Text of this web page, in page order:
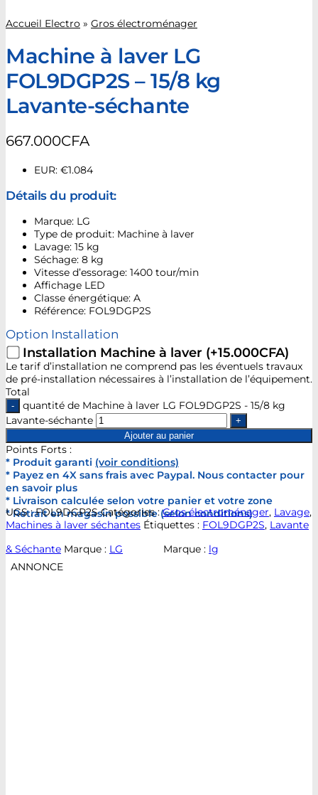
Accueil Electro » Gros électroménager
Machine à laver LG
FOL9DGP2S – 15/8 kg
Lavante-séchante
667.000CFA
EUR: €1.084
Détails du produit:
Marque: LG
Type de produit: Machine à laver
Lavage: 15 kg
Séchage: 8 kg
Vitesse d’essorage: 1400 tour/min
Affichage LED
Classe énergétique: A
Référence: FOL9DGP2S
Option Installation
Installation Machine à laver (+15.000CFA)
Le tarif d’installation ne comprend pas les éventuels travaux
de pré-installation nécessaires à l’installation de l’équipement.
Total
quantité de Machine à laver LG FOL9DGP2S - 15/8 kg
Lavante-séchante
Ajouter au panier
Points Forts :
* Produit garanti (voir conditions)
* Payez en 4X sans frais avec Paypal. Nous contacter pour
en savoir plus
* Livraison calculée selon votre panier et votre zone
* Retrait en magasin possible (selon conditions)
UGS :FOL9DGP2S Catégories :Gros électroménager, Lavage,
Machines à laver séchantes Étiquettes : FOL9DGP2S, Lavante
& Séchante Marque : LG Marque : lg
ANNONCE